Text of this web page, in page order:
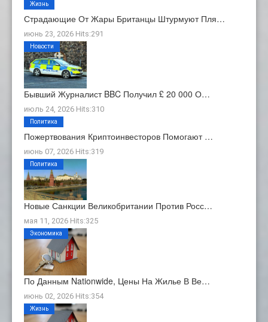
Страдающие От Жары Британцы Штурмуют Пля…
июнь 23, 2026 Hits:291
Жизнь
Бывший Журналист BBC Получил £ 20 000 О…
июль 24, 2026 Hits:310
Новости
Пожертвования Криптоинвесторов Помогают …
июнь 07, 2026 Hits:319
Политика
Новые Санкции Великобритании Против Росс…
мая 11, 2026 Hits:325
Политика
По Данным Nationwide, Цены На Жилье В Ве…
июнь 02, 2026 Hits:354
Экономика
Жизнь